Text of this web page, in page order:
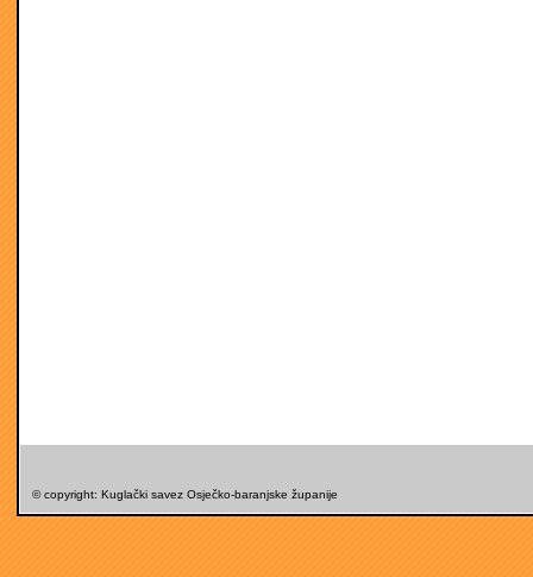
© copyright: Kuglački savez Osječko-baranjske županije